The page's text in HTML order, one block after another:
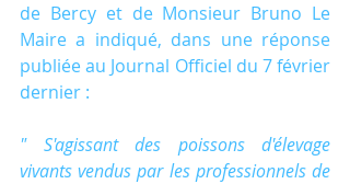
de Bercy et de Monsieur Bruno Le
Maire a indiqué, dans une réponse
publiée au Journal Officiel du 7 février
dernier :
" S'agissant des poissons d'élevage
vivants vendus par les professionnels de